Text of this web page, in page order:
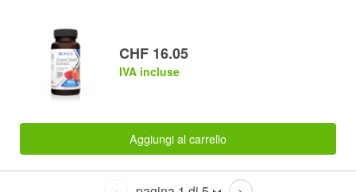
CHF 16.05
IVA incluse
Aggiungi al carrello